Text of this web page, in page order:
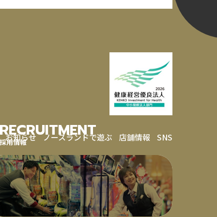
お知らせ ノースランドで遊ぶ 店舗情報 SNS
RECRUITMENT
採用情報